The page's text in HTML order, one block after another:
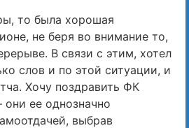
то была хорошая
не беря во внимание то,
В связи с этим, хотел
слов и по этой ситуации, и
Хочу поздравить ФК
ее однозначно
выбрав